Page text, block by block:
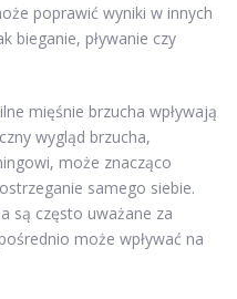
poprawić wyniki w innych
bieganie, pływanie czy
mięśnie brzucha wpływają
wygląd brzucha,
może znacząco
samego siebie.
są często uważane za
może wpływać na